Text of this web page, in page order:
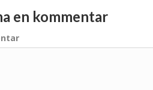
en kommentar